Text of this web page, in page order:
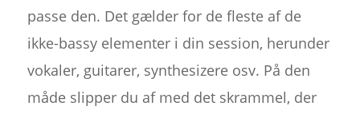
passe den. Det gælder for de fleste af de
ikke-bassy elementer i din session, herunder
vokaler, guitarer, synthesizere osv. På den
måde slipper du af med det skrammel, der